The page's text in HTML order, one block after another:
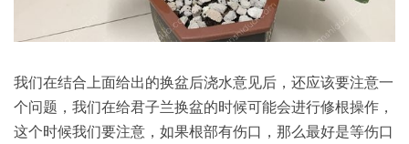
我们在结合上面给出的换盆后浇水意见后，还应该要注意一
个问题，我们在给君子兰换盆的时候可能会进行修根操作，
这个时候我们要注意，如果根部有伤口，那么最好是等伤口